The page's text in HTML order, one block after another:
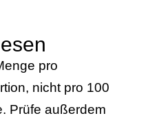
pro
nicht pro 100
Prüfe außerdem